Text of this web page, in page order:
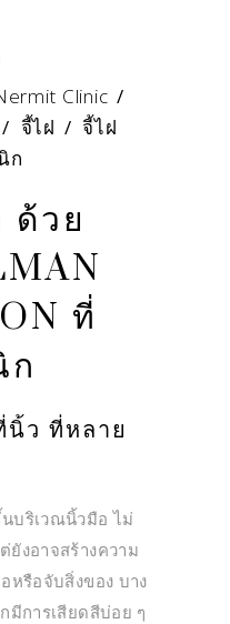
Clinic
/ จี้ไฝ /จี้ไฝ
ก
ด้วย
ที่
ว ที่หลาย
บริเวณนิ้วมือ ไม่
ยังอาจสร้างความ
หรือจับสิ่งของ บาง
มีการเสียดสีบ่อย ๆ